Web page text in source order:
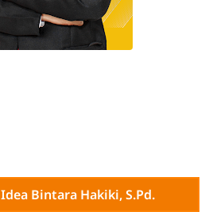
Idea Bintara Hakiki, S.Pd.